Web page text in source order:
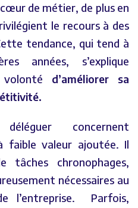
de métier, de plus en
le recours à des
tendance, qui tend à
années, s’explique
volonté d’améliorer sa
concernent
faible valeur ajoutée. Il
tâches chronophages,
nécessaires au
l’entreprise. Parfois,